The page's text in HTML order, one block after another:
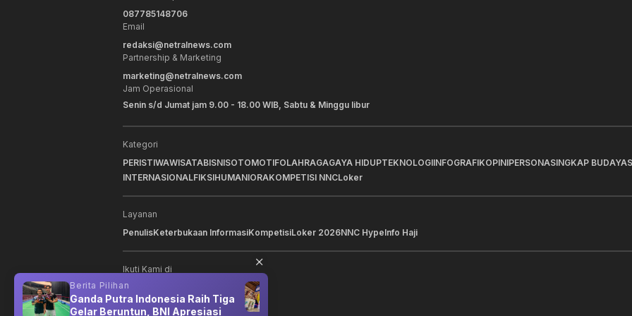
087785148706
Email
redaksi@netralnews.com
Partnership & Marketing
marketing@netralnews.com
Jam Operasional
Senin s/d Jumat jam 9.00 - 18.00 WIB, Sabtu & Minggu libur
Kategori
PERISTIWAWISATABISNISOTOMOTIFOLAHRAGAGAYA HIDUPTEKNOLOGIINFOGRAFIKOPINIPERSONASINGKAP BUDAYA
INTERNASIONALFIKSIHUMANIORAKOMPETISI NNCLoker
Layanan
PenulisKeterbukaan InformasiKompetisiLoker 2026NNC HypeInfo Haji
Ikuti Kami di
Berita Pilihan
Ganda Putra Indonesia Raih Tiga
Gelar Beruntun, BNI Apresiasi